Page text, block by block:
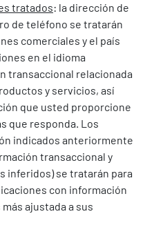
tratados: la dirección de
de teléfono se tratarán
comerciales y el país
en el idioma
transaccional relacionada
y servicios, así
que usted proporcione
que responda. Los
indicados anteriormente
transaccional y
inferidos) se tratarán para
con información
ajustada a sus